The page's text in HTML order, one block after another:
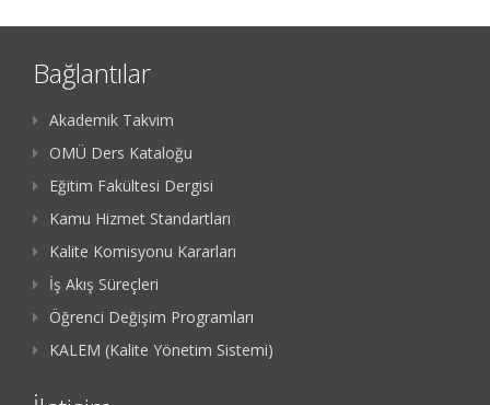
Bağlantılar
Akademik Takvim
OMÜ Ders Kataloğu
Eğitim Fakültesi Dergisi
Kamu Hizmet Standartları
Kalite Komisyonu Kararları
İş Akış Süreçleri
Öğrenci Değişim Programları
KALEM (Kalite Yönetim Sistemi)